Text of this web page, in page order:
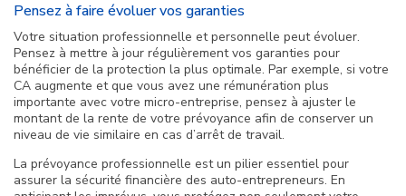
Pensez à faire évoluer vos garanties
Votre situation professionnelle et personnelle peut évoluer.
Pensez à mettre à jour régulièrement vos garanties pour
bénéficier de la protection la plus optimale. Par exemple, si votre
CA augmente et que vous avez une rémunération plus
importante avec votre micro-entreprise, pensez à ajuster le
montant de la rente de votre prévoyance afin de conserver un
niveau de vie similaire en cas d’arrêt de travail.
La prévoyance professionnelle est un pilier essentiel pour
assurer la sécurité financière des auto-entrepreneurs. En